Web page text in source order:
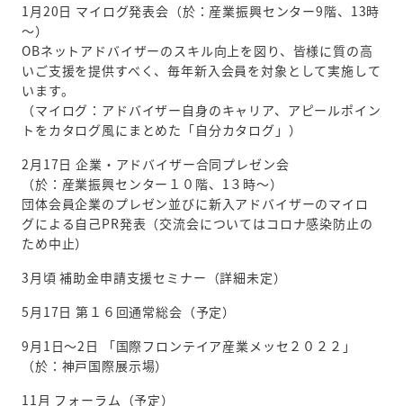
1月20日 マイログ発表会（於：産業振興センター9階、13時
～）
OBネットアドバイザーのスキル向上を図り、皆様に質の高
いご支援を提供すべく、毎年新入会員を対象として実施して
います。
（マイログ：アドバイザー自身のキャリア、アピールポイン
トをカタログ風にまとめた「自分カタログ」）
2月17日 企業・アドバイザー合同プレゼン会
（於：産業振興センター１０階、1３時～）
団体会員企業のプレゼン並びに新入アドバイザーのマイロ
グによる自己PR発表（交流会についてはコロナ感染防止の
ため中止）
3月頃 補助金申請支援セミナー（詳細未定）
5月17日 第１６回通常総会（予定）
9月1日～2日 「国際フロンテイア産業メッセ２０２２」
（於：神戸国際展示場）
11月 フォーラム（予定）